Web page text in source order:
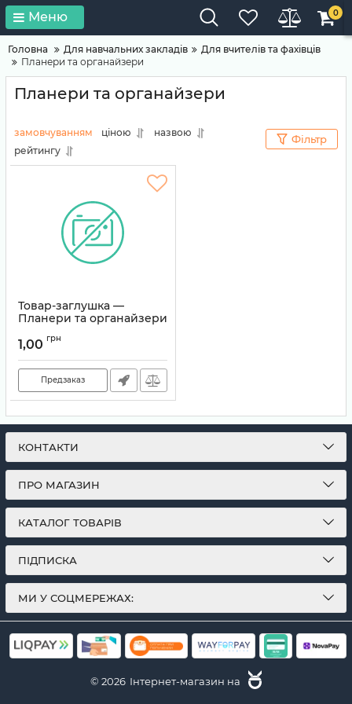
Меню 0
Головна Для навчальних закладів
Для вчителів та фахівців
Планери та органайзери
Планери та органайзери
замовчуванням ціною
назвою
рейтингу
Фільтр
Товар-заглушка —
Планери та органайзери
1,00 грн
Предзаказ
КОНТАКТИ
ПРО МАГАЗИН
КАТАЛОГ ТОВАРІВ
ПІДПИСКА
МИ У СОЦМЕРЕЖАХ:
© 2026 Інтернет-магазин на